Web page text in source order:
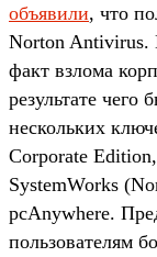
объявили, что
Norton Antivirus.
факт взлома
результате
нескольких
Corporate
SystemWorks
pcAnywhere.
пользователям